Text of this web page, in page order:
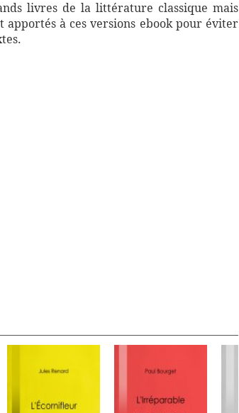
livres de la littérature classique mais
apportés à ces versions ebook pour éviter